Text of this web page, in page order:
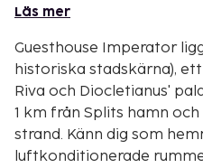
Läs mer
Guesthouse Imperator
historiska stadskärna),
Riva och Diocletianus' palats. Detta pensionat
1 km från Splits hamn och
strand. Känn dig som
luftkonditionerade